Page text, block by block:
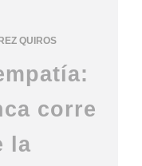
QUIROS
corre
la